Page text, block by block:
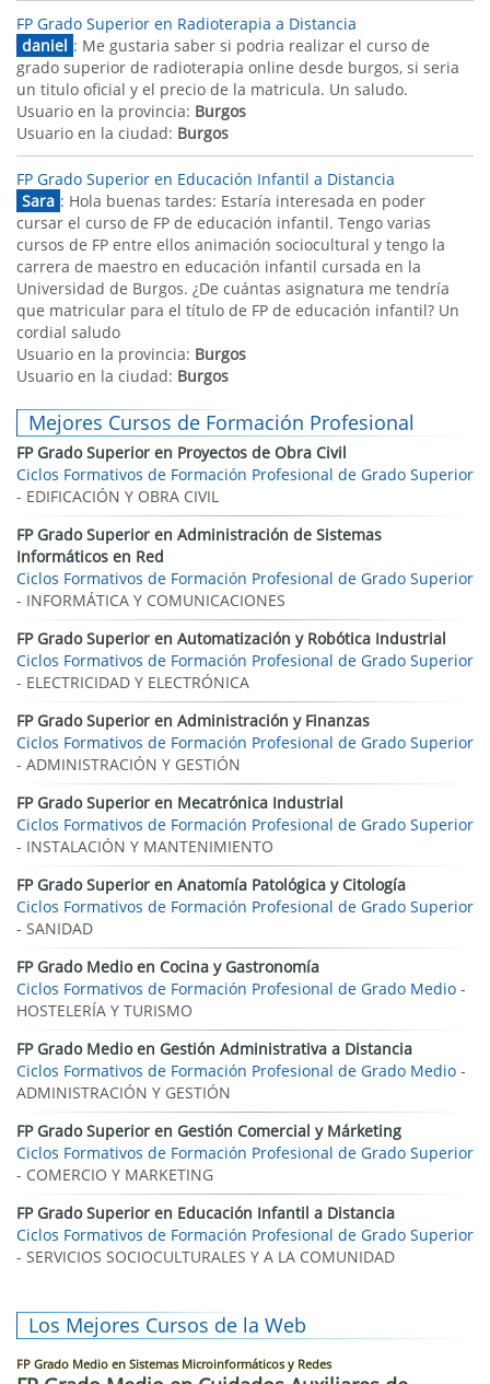
FP Grado Superior en Radioterapia a Distancia
daniel : Me gustaria saber si podria realizar el curso de
grado superior de radioterapia online desde burgos, si seria
un titulo oficial y el precio de la matricula. Un saludo.
Usuario en la provincia: Burgos
Usuario en la ciudad: Burgos
FP Grado Superior en Educación Infantil a Distancia
Sara : Hola buenas tardes: Estaría interesada en poder
cursar el curso de FP de educación infantil. Tengo varias
cursos de FP entre ellos animación sociocultural y tengo la
carrera de maestro en educación infantil cursada en la
Universidad de Burgos. ¿De cuántas asignatura me tendría
que matricular para el título de FP de educación infantil? Un
cordial saludo
Usuario en la provincia: Burgos
Usuario en la ciudad: Burgos
Mejores Cursos de Formación Profesional
FP Grado Superior en Proyectos de Obra Civil
Ciclos Formativos de Formación Profesional de Grado Superior
- EDIFICACIÓN Y OBRA CIVIL
FP Grado Superior en Administración de Sistemas
Informáticos en Red
Ciclos Formativos de Formación Profesional de Grado Superior
- INFORMÁTICA Y COMUNICACIONES
FP Grado Superior en Automatización y Robótica Industrial
Ciclos Formativos de Formación Profesional de Grado Superior
- ELECTRICIDAD Y ELECTRÓNICA
FP Grado Superior en Administración y Finanzas
Ciclos Formativos de Formación Profesional de Grado Superior
- ADMINISTRACIÓN Y GESTIÓN
FP Grado Superior en Mecatrónica Industrial
Ciclos Formativos de Formación Profesional de Grado Superior
- INSTALACIÓN Y MANTENIMIENTO
FP Grado Superior en Anatomía Patológica y Citología
Ciclos Formativos de Formación Profesional de Grado Superior
- SANIDAD
FP Grado Medio en Cocina y Gastronomía
Ciclos Formativos de Formación Profesional de Grado Medio -
HOSTELERÍA Y TURISMO
FP Grado Medio en Gestión Administrativa a Distancia
Ciclos Formativos de Formación Profesional de Grado Medio -
ADMINISTRACIÓN Y GESTIÓN
FP Grado Superior en Gestión Comercial y Márketing
Ciclos Formativos de Formación Profesional de Grado Superior
- COMERCIO Y MARKETING
FP Grado Superior en Educación Infantil a Distancia
Ciclos Formativos de Formación Profesional de Grado Superior
- SERVICIOS SOCIOCULTURALES Y A LA COMUNIDAD
Los Mejores Cursos de la Web
FP Grado Medio en Sistemas Microinformáticos y Redes